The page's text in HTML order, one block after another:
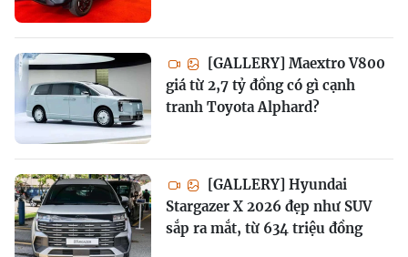
[GALLERY] Maextro V800
giá từ 2,7 tỷ đồng có gì cạnh
tranh Toyota Alphard?
[GALLERY] Hyundai
Stargazer X 2026 đẹp như SUV
sắp ra mắt, từ 634 triệu đồng